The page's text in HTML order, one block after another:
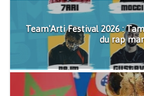
Team'Arti Festival 2026 :
du rap